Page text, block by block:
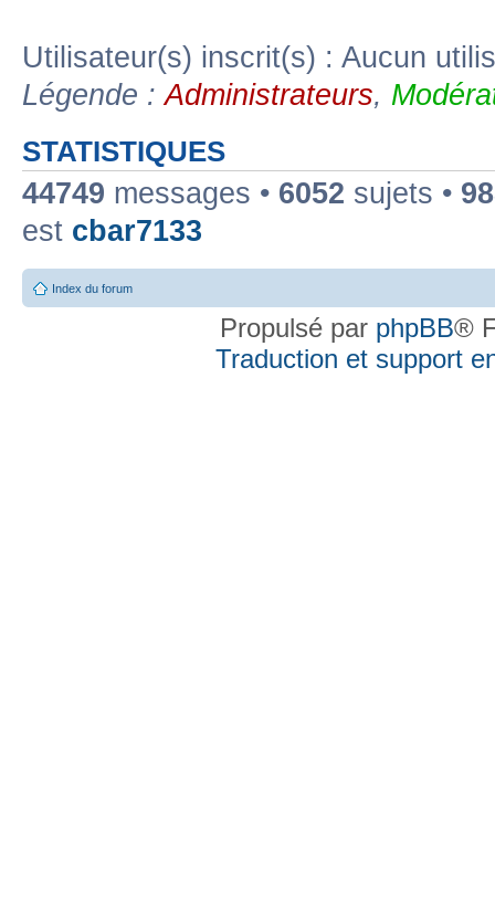
Utilisateur(s) inscrit(s) : Aucun
Légende :Administrateurs,
STATISTIQUES
44749 messages • 6052 sujets •
est cbar7133
Index du forum
Propulsé par phpBB®
Traduction et support